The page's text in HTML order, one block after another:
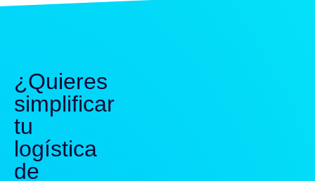
¿Quieres
simplificar
tu
logística
de